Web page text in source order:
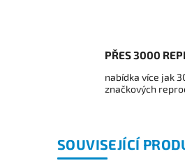
PŘES 3000
nabídka více jak
značkových
SOUVISEJÍCÍ